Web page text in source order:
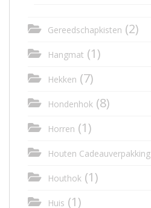
Gereedschapkisten (2)
Hangmat (1)
Hekken (7)
Hondenhok (8)
Horren (1)
Houten Cadeauverpakking
Houthok (1)
Huis (1)